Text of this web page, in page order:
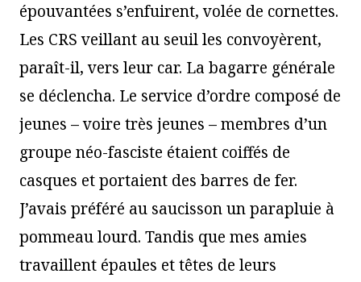
épouvantées s’enfuirent, volée de cornettes.
Les CRS veillant au seuil les convoyèrent,
paraît-il, vers leur car. La bagarre générale
se déclencha. Le service d’ordre composé de
jeunes – voire très jeunes – membres d’un
groupe néo-fasciste étaient coiffés de
casques et portaient des barres de fer.
J’avais préféré au saucisson un parapluie à
pommeau lourd. Tandis que mes amies
travaillent épaules et têtes de leurs